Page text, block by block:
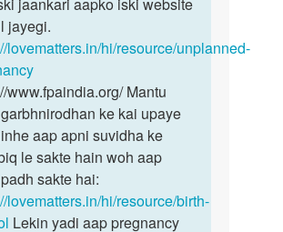
jayegi.
lovematters.in/hi/resource/unplanned-
www.fpaindia.org/ Mantu
ke kai upaye
aap apni suvidha ke
le sakte hain woh aap
sakte hai:
lovematters.in/hi/resource/birth-
Lekin yadi aap pregnancy